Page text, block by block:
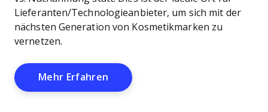
Lieferanten/Technologieanbieter, um sich mit der
nächsten Generation von Kosmetikmarken zu
vernetzen.
Mehr Erfahren Opens New Window